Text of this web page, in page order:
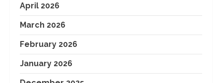
April 2026
March 2026
February 2026
January 2026